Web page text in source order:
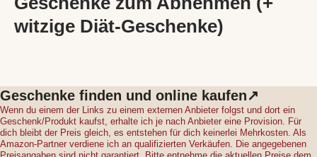
witzige Diät-Geschenke)
Geschenke finden und online kaufen↗
Wenn du einem der Links zu einem externen Anbieter folgst und dort ein
Geschenk/Produkt kaufst, erhalte ich je nach Anbieter eine Provision. Für
dich bleibt der Preis gleich, es entstehen für dich keinerlei Mehrkosten. Als
Amazon-Partner verdiene ich an qualifizierten Verkäufen. Die angegebenen